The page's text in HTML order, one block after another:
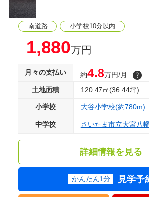
南道路 小学校10分以内
1,880万円
月々の支払い 約4.8万円/月
土地面積 120.47㎡(36.44坪)
小学校 大谷小学校(約780m)
中学校 さいたま市立大宮八
詳細情報を見る
かんたん1分 見学予